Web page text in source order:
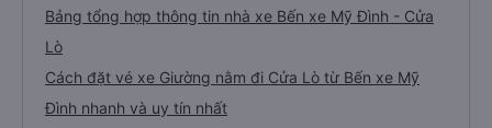
Bảng tổng hợp thông tin nhà xe Bến xe Mỹ Đình - Cửa
Lò
Cách đặt vé xe Giường nằm đi Cửa Lò từ Bến xe Mỹ
Đình nhanh và uy tín nhất